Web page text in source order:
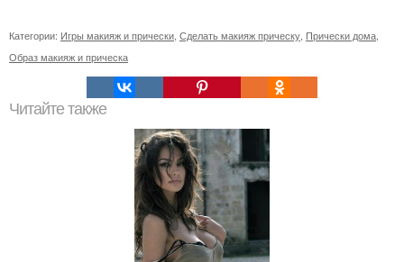
Категории: Игры макияж и прически Сделать макияж прическу Прически дома
Образ макияж и прическа
Читайте также